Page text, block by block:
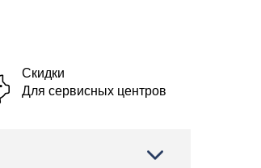
Скидки
Для сервисных центров